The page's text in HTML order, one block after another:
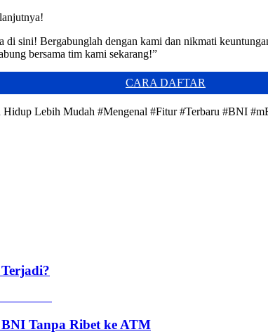
sini! Bergabunglah dengan kami dan nikmati
bersama tim kami sekarang!”
CARA DAFTAR
Lebih Mudah #Mengenal #Fitur #Terbaru #BNI
Tanpa Ribet ke ATM